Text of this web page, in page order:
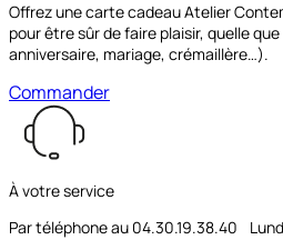
Offrez une carte cadeau Atelier
pour être sûr de faire plaisir, quelle
anniversaire, mariage, crémaillère…).
Commander
À votre service
Par téléphone au 04.30.19.38.40